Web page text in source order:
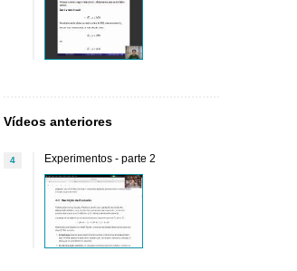
Vídeos anteriores
4 Experimentos - parte 2